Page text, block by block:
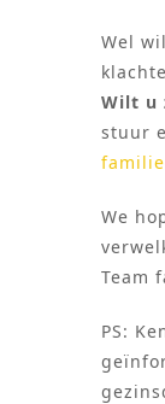
Wel
Wilt u
stuur
We
Team
PS: